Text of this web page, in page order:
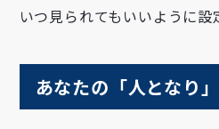
いつ見られてもいいように設
あなたの「人となり